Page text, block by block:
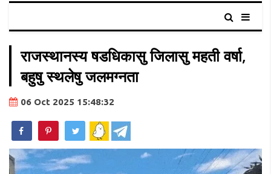
राजस्थानस्य षडधिकासु जिलासु महती वर्षा,
बहुषु स्थलेषु जलमग्नता
06 Oct 2025 15:48:32